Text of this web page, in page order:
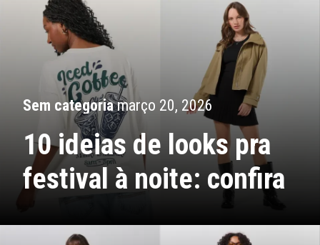
Sem categoriamarço 20, 2026
10 ideias de looks pra
festival à noite: confira